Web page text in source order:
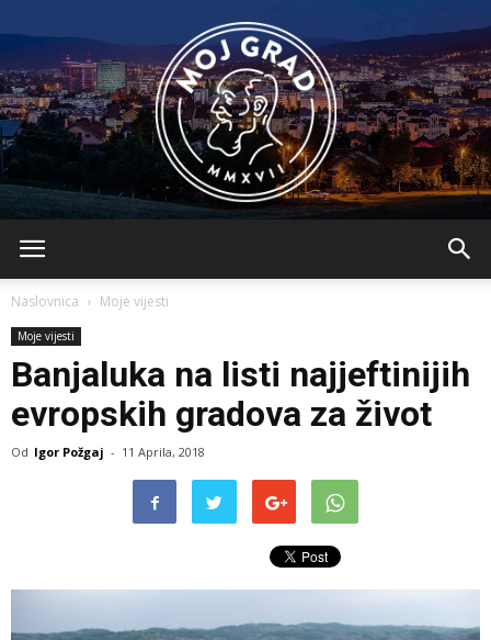
Naslovnica Moje vijesti
Moje vijesti
Banjaluka na listi najjeftinijih
evropskih gradova za život
Od Igor Požgaj - 11 Aprila, 2018